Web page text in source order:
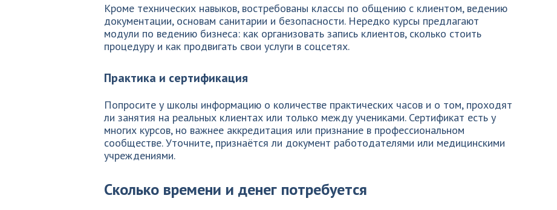
Кроме технических навыков, востребованы классы по общению с клиентом, ведению
документации, основам санитарии и безопасности. Нередко курсы предлагают
модули по ведению бизнеса: как организовать запись клиентов, сколько стоить
процедуру и как продвигать свои услуги в соцсетях.
Практика и сертификация
Попросите у школы информацию о количестве практических часов и о том, проходят
ли занятия на реальных клиентах или только между учениками. Сертификат есть у
многих курсов, но важнее аккредитация или признание в профессиональном
сообществе. Уточните, признаётся ли документ работодателями или медицинскими
учреждениями.
Сколько времени и денег потребуется